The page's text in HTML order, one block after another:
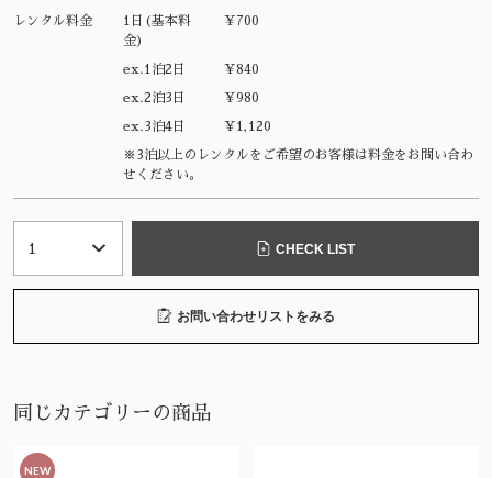
レンタル料金
1日(基本料
金)
¥700
ex.1泊2日 ¥840
ex.2泊3日 ¥980
ex.3泊4日 ¥1,120
※3泊以上のレンタルをご希望のお客様は料金をお問い合わ
せください。
CHECK LIST
お問い合わせリストをみる
同じカテゴリーの商品
NEW